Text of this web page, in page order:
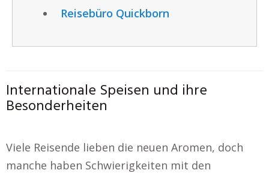
Reisebüro Quickborn
Internationale Speisen und ihre
Besonderheiten
Viele Reisende lieben die neuen Aromen, doch
manche haben Schwierigkeiten mit den